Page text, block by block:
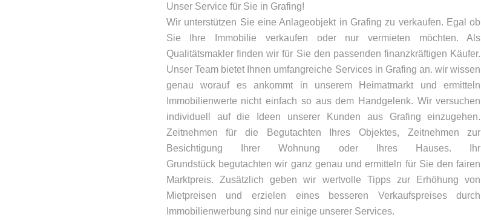
Unser Service für Sie in Grafing!
Wir unterstützen Sie eine Anlageobjekt in Grafing zu verkaufen. Egal ob
Sie Ihre Immobilie verkaufen oder nur vermieten möchten. Als
Qualitätsmakler finden wir für Sie den passenden finanzkräftigen Käufer.
Unser Team bietet Ihnen umfangreiche Services in Grafing an. wir wissen
genau worauf es ankommt in unserem Heimatmarkt und ermitteln
Immobilienwerte nicht einfach so aus dem Handgelenk. Wir versuchen
individuell auf die Ideen unserer Kunden aus Grafing einzugehen.
Zeitnehmen für die Begutachten Ihres Objektes, Zeitnehmen zur
Besichtigung Ihrer Wohnung oder Ihres Hauses. Ihr
Grundstück begutachten wir ganz genau und ermitteln für Sie den fairen
Marktpreis. Zusätzlich geben wir wertvolle Tipps zur Erhöhung von
Mietpreisen und erzielen eines besseren Verkaufspreises durch
Immobilienwerbung sind nur einige unserer Services.